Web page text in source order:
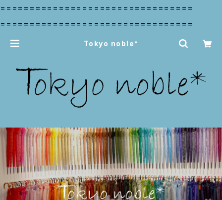
=================================
=================================
Tokyo noble*